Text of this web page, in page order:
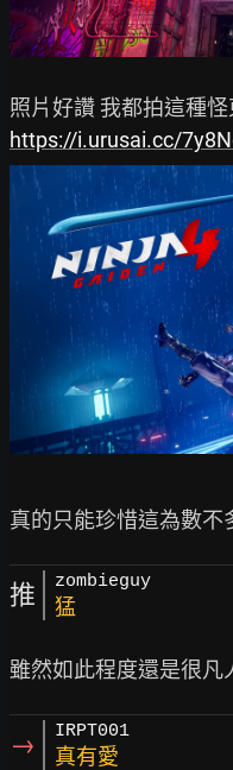
https://i.urusai.cc/
推 zombieguy
猛
→ IRPT001
真有愛